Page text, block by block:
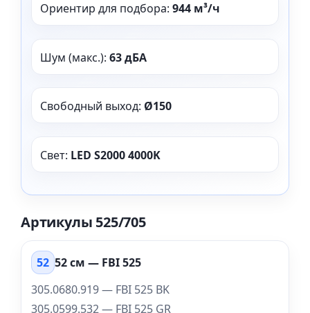
Ориентир для подбора: 944 м³/ч
Шум (макс.): 63 дБА
Свободный выход: Ø150
Свет: LED S2000 4000K
Артикулы 525/705
52 52 см — FBI 525
305.0680.919 — FBI 525 BK
305.0599.532 — FBI 525 GR